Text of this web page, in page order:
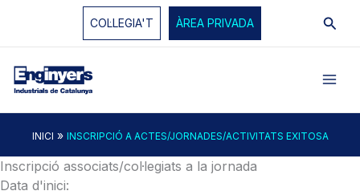
COL·LEGIA'T ÀREA PRIVADA
INICI » INSCRIPCIÓ A ACTES/JORNADES/ACTIVITATS EXITOSA
Inscripció associats/col·legiats a la jornada
Data d'inici: